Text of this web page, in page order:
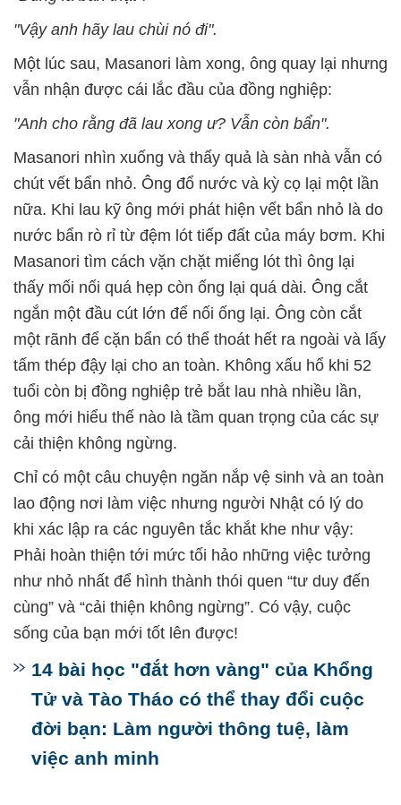
"Vậy anh hãy lau chùi nó đi".
Một lúc sau, Masanori làm xong, ông quay lại nhưng
vẫn nhận được cái lắc đầu của đồng nghiệp:
"Anh cho rằng đã lau xong ư? Vẫn còn bẩn".
Masanori nhìn xuống và thấy quả là sàn nhà vẫn có
chút vết bẩn nhỏ. Ông đổ nước và kỳ cọ lại một lần
nữa. Khi lau kỹ ông mới phát hiện vết bẩn nhỏ là do
nước bẩn rò rỉ từ đệm lót tiếp đất của máy bơm. Khi
Masanori tìm cách vặn chặt miếng lót thì ông lại
thấy mối nối quá hẹp còn ống lại quá dài. Ông cắt
ngắn một đầu cút lớn để nối ống lại. Ông còn cắt
một rãnh để cặn bẩn có thể thoát hết ra ngoài và lấy
tấm thép đậy lại cho an toàn. Không xấu hổ khi 52
tuổi còn bị đồng nghiệp trẻ bắt lau nhà nhiều lần,
ông mới hiểu thế nào là tầm quan trọng của các sự
cải thiện không ngừng.
Chỉ có một câu chuyện ngăn nắp vệ sinh và an toàn
lao động nơi làm việc nhưng người Nhật có lý do
khi xác lập ra các nguyên tắc khắt khe như vậy:
Phải hoàn thiện tới mức tối hảo những việc tưởng
như nhỏ nhất để hình thành thói quen “tư duy đến
cùng” và “cải thiện không ngừng”. Có vậy, cuộc
sống của bạn mới tốt lên được!
14 bài học "đắt hơn vàng" của Khổng
Tử và Tào Tháo có thể thay đổi cuộc
đời bạn: Làm người thông tuệ, làm
việc anh minh